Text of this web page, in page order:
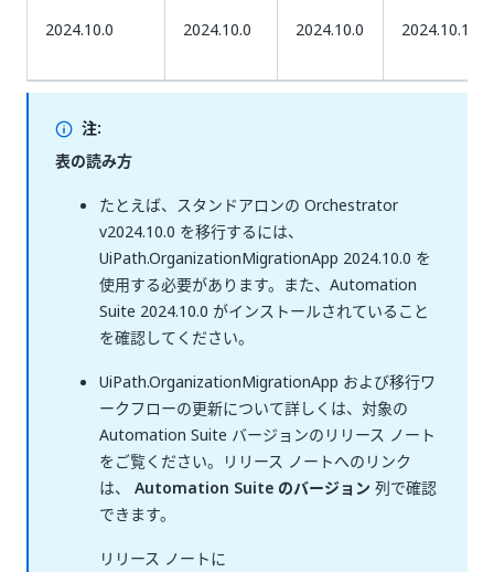
2024.10.0 2024.10.0 2024.10.0 2024.10.1
注:
表の読み方
たとえば、スタンドアロンの Orchestrator
v2024.10.0 を移行するには、
UiPath.OrganizationMigrationApp 2024.10.0 を
使用する必要があります。また、Automation
Suite 2024.10.0 がインストールされていること
を確認してください。
UiPath.OrganizationMigrationApp および移行ワ
ークフローの更新について詳しくは、対象の
Automation Suite バージョンのリリース ノート
をご覧ください。リリース ノートへのリンク
は、 Automation Suite のバージョン 列で確認
できます。
リリース ノートに